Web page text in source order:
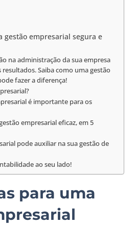
gestão empresarial segura e
na administração da sua empresa
resultados. Saiba como uma gestão
fazer a diferença!
é importante para os
empresarial eficaz, em 5
pode auxiliar na sua gestão de
ao seu lado!
para uma